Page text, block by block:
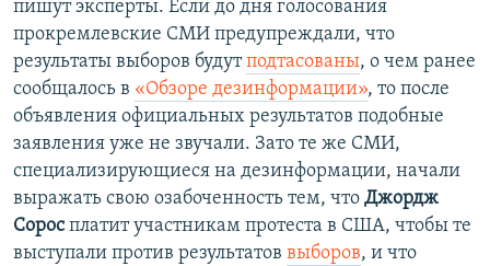
пишут эксперты. Если до дня голосования
прокремлевские СМИ предупреждали, что
результаты выборов будутподтасованы, о чем ранее
сообщалось в «Обзоре дезинформации», то после
объявления официальных результатов подобные
заявления уже не звучали. Зато те же СМИ,
специализирующиеся на дезинформации, начали
выражать свою озабоченность тем, что Джордж
Соросплатит участникам протеста в США, чтобы те
выступали против результатов выборов, и что